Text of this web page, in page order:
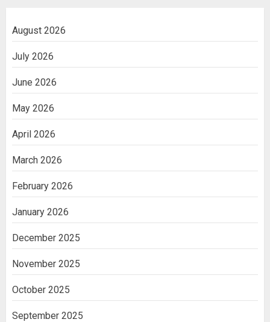
August 2026
July 2026
June 2026
May 2026
April 2026
March 2026
February 2026
January 2026
December 2025
November 2025
October 2025
September 2025